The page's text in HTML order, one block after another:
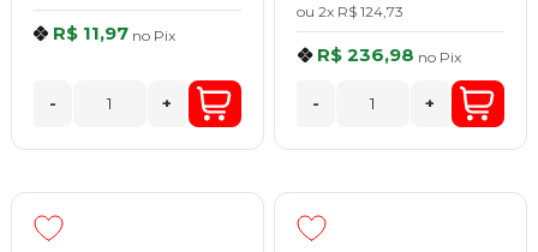
R$ 11,97 no Pix
- +
ou 2x R$ 124,73
R$ 236,98 no Pix
- +